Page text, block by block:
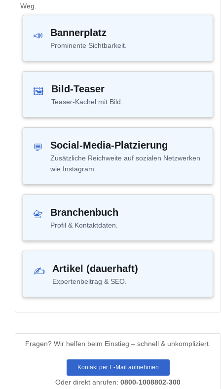
Weg.
📣 Bannerplatz
Prominente Sichtbarkeit.
🖼 Bild-Teaser
Teaser-Kachel mit Bild.
💬 Social-Media-Platzierung
Zusätzliche Reichweite auf sozialen Netzwerken
wie Instagram.
📇 Branchenbuch
Profil & Kontaktdaten.
✍ Artikel (dauerhaft)
Expertenbeitrag & SEO.
Fragen? Wir helfen beim Einstieg – schnell & unkompliziert.
Kontakt per E-Mail aufnehmen
Oder direkt anrufen: 0800-1008802-300